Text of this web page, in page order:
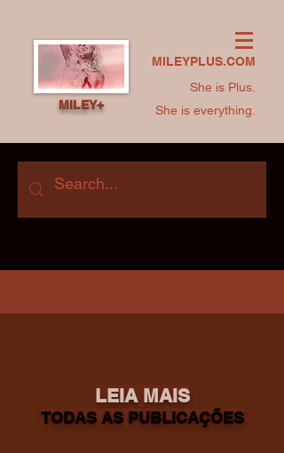
MILEYPLUS.COM
She is Plus.
She is everything.
MILEY+
LEIA MAIS
TODAS AS PUBLICAÇÕES